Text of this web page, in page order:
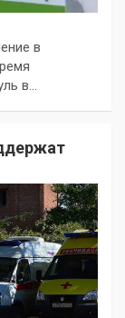
в
в…